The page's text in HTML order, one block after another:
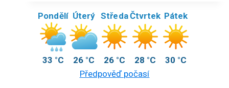
Pondělí
33 °C
Úterý
26 °C
Středa
26 °C
Čtvrtek
28 °C
Pátek
30 °C
Předpověď počasí